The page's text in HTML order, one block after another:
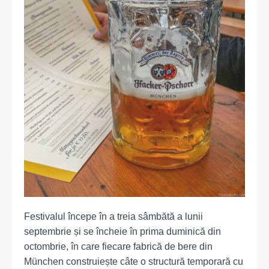
Festivalul începe în a treia sâmbătă a lunii
septembrie și se încheie în prima duminică din
octombrie, în care fiecare fabrică de bere din
München construiește câte o structură temporară cu